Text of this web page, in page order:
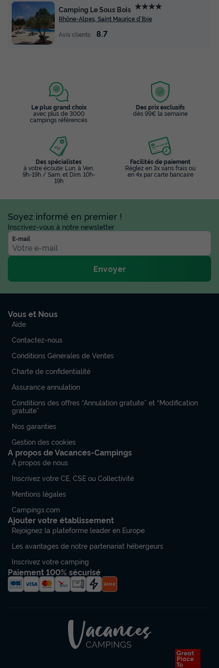
CHALET 5 personnes - Chalet cosy grand
Annulation gratuite
Congélateur
28/09/2026
Meilleur prix pour 7 nuits
Modifier les dates
420 €
Voir les disponibilités
MOBILHOME 6 personnes - Mobil-home 6
places Cosy
Annulation gratuite
Surface
32m²
Adultes
6
Terrasse couverte Accès wifi
Congélateur
+ 6
MOBILHOME 6 personnes - Mobil-home 6 places Cosy
du02/10/2026au 09/10/2026
Modifier les dates
CHALET 5 personnes - Chalet Grand
Annulation gratuite
Salle de bain
Camping Le Sous Bois ★★★★
Rhône-Alpes, Saint Maurice d'Ibie
Avis clients
8.7
Le plus grand choix
avec plus de 3000
campings référencés
Des prix exclusifs
dès 99€ la semaine
Des spécialistes
à votre écoute: Lun. à Ven.
9h-19h / Sam. et Dim. 10h-
19h
Facilités de paiement
Réglez en 3x sans frais ou
en 4x par carte bancaire
Soyez informé en premier !
Inscrivez-vous à notre newsletter
E-mail
Envoyer
Vous et Nous
Aide
Contactez-nous
Conditions Générales de Ventes
Charte de confidentialité
Assurance annulation
Conditions des offres “Annulation gratuite” et “Modification
gratuite”
Nos garanties
Gestion des cookies
A propos de Vacances-Campings
À propos de nous
Inscrivez votre CE, CSE ou Collectivité
Mentions légales
Campings.com
Ajouter votre établissement
Rejoignez la plateforme leader en Europe
Les avantages de notre partenariat hébergeurs
Inscrivez votre camping
Paiement 100% sécurisé